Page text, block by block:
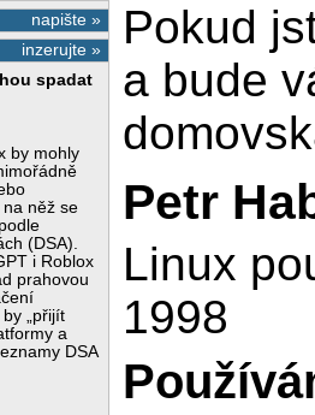
napište »
inzerujte »
spadat
by mohly
něž se
(DSA).
i Roblox
prahovou
by „přijít
a
DSA
Pokud
a bude
Petr
Linux
1998